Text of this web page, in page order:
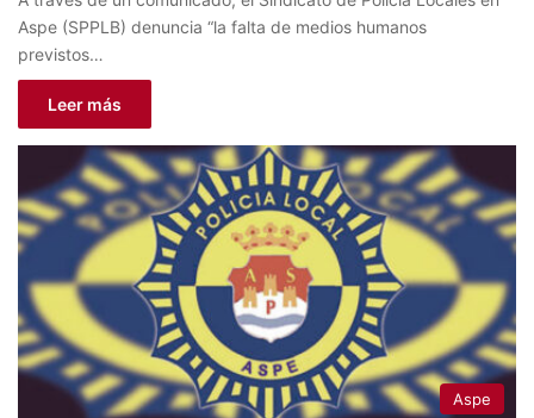
Aspe (SPPLB) denuncia “la falta de medios humanos
previstos…
Leer más
Aspe